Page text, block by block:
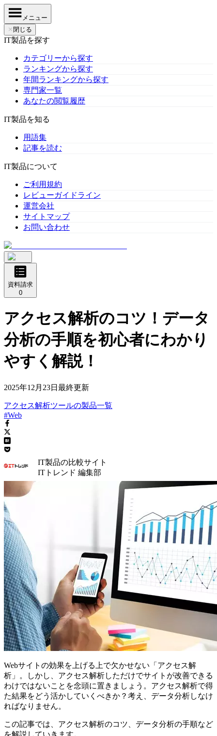
メニュー
✕ 閉じる
IT製品を探す
カテゴリーから探す
ランキングから探す
年間ランキングから探す
専門家一覧
あなたの閲覧履歴
IT製品を知る
用語集
記事を読む
IT製品について
ご利用規約
レビューガイドライン
運営会社
サイトマップ
お問い合わせ
資料請求
0
アクセス解析のコツ！データ
分析の手順を初心者にわかり
やすく解説！
2025年12月23日 最終更新
アクセス解析ツールの製品一覧
#Web
IT製品の比較サイト
ITトレンド 編集部
Webサイトの効果を上げる上で欠かせない「アクセス解
析」。しかし、アクセス解析しただけでサイトが改善できる
わけではないことを念頭に置きましょう。アクセス解析で得
た結果をどう活かしていくべきか？考え、データ分析しなけ
ればなりません。
この記事では、アクセス解析のコツ、データ分析の手順など
を解説していきます。